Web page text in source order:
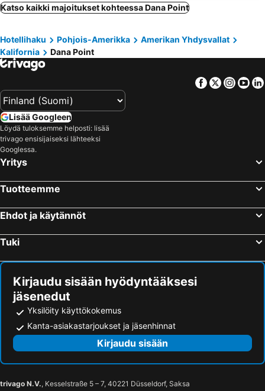
Hermosa Beach, Kalifornia Hotellit
Hawthorne, Kalifornia Hotellit
Redondo Beach, Kalifornia Hotellit
Orange, Kalifornia Hotellit
Universal City, Kalifornia Hotellit
Encinitas, Kalifornia Hotellit
Westminster, Kalifornia Hotellit
Fresno, Kalifornia Hotellit
Hollister, Kalifornia Hotellit
Turlock, Kalifornia Hotellit
Los Banos, Kalifornia Hotellit
San Juan Bautista, Kalifornia Hotellit
Miami Beach, Florida Hotellit
Orlando, Florida Hotellit
Boston, Massachusetts Hotellit
San Francisco, Kalifornia Hotellit
Katso kaikki majoitukset kohteessa Dana Point
Hotellihaku Pohjois-Amerikka
Amerikan Yhdysvallat
Kalifornia
Dana Point
Facebook
Twitter
Lisää Googleen
Löydä tuloksemme helposti: lisää
trivago ensisijaiseksi lähteeksi
Googlessa.
Yritys
Tuotteemme
Ehdot ja käytännöt
Tuki
Kirjaudu sisään hyödyntääksesi
jäsenedut
Yksilöity käyttökokemus
Kanta-asiakastarjoukset ja jäsenhinnat
Kirjaudu sisään
trivago N.V., Kesselstraße 5 – 7, 40221 Düsseldorf, Saksa